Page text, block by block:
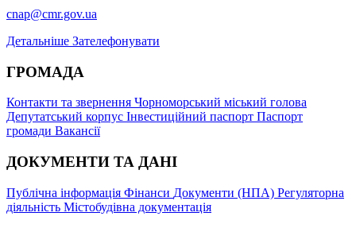
cnap@cmr.gov.ua
Детальніше Зателефонувати
ГРОМАДА
Контакти та звернення Чорноморський міський голова
Депутатський корпус Інвестиційний паспорт Паспорт
громади Вакансії
ДОКУМЕНТИ ТА ДАНІ
Публічна інформація Фінанси Документи (НПА) Регуляторна
діяльність Містобудівна документація